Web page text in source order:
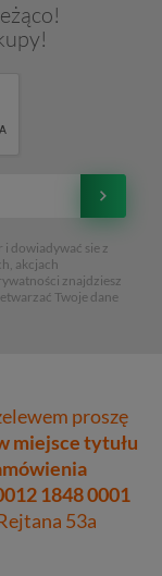
dowiadywać sie z
akcjach
znajdziesz
Twoje dane
proszę
miejsce tytułu
1848 0001
53a